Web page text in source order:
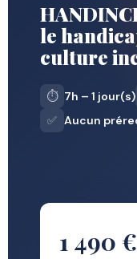
le
culture
⏱️ 7h – 1 jour(s)
✅ Aucun
1 490 €